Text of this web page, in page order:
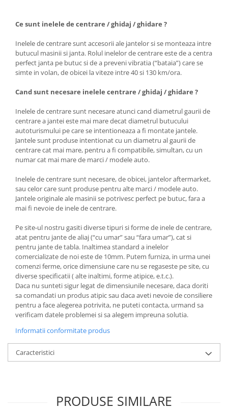
Ce sunt inelele de centrare / ghidaj / ghidare ?
Inelele de centrare sunt accesorii ale jantelor si se monteaza intre
butucul masinii si janta. Rolul inelelor de centrare este de a centra
perfect janta pe butuc si de a preveni vibratia (“bataia”) care se
simte in volan, de obicei la viteze intre 40 si 130 km/ora.
Cand sunt necesare inelele centrare / ghidaj / ghidare ?
Inelele de centrare sunt necesare atunci cand diametrul gaurii de
centrare a jantei este mai mare decat diametrul butucului
autoturismului pe care se intentioneaza a fi montate jantele.
Jantele sunt produse intentionat cu un diametru al gaurii de
centrare cat mai mare, pentru a fi compatibile, simultan, cu un
numar cat mai mare de marci / modele auto.
Inelele de centrare sunt necesare, de obicei, jantelor aftermarket,
sau celor care sunt produse pentru alte marci / modele auto.
Jantele originale ale masinii se potrivesc perfect pe butuc, fara a
mai fi nevoie de inele de centrare.
Pe site-ul nostru gasiti diverse tipuri si forme de inele de centrare,
atat pentru jante de aliaj (“cu umar” sau “fara umar”), cat si
pentru jante de tabla. Inaltimea standard a inelelor
comercializate de noi este de 10mm. Putem furniza, in urma unei
comenzi ferme, orice dimensiune care nu se regaseste pe site, cu
diverse specificatii ( alte inaltimi, forme atipice, e.t.c.).
Daca nu sunteti sigur legat de dimensiunile necesare, daca doriti
sa comandati un produs atipic sau daca aveti nevoie de consiliere
pentru a face alegerea potrivita, ne puteti contacta, urmand sa
verificam datele problemei si sa alegem impreuna solutia.
Informatii conformitate produs
Caracteristici
PRODUSE SIMILARE